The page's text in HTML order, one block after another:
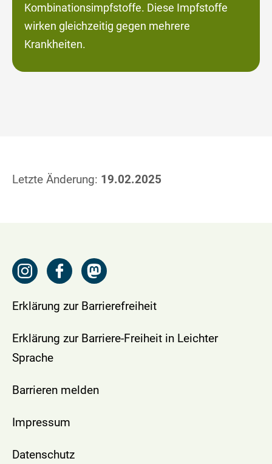
Kombinationsimpfstoffe. Diese Impfstoffe
wirken gleichzeitig gegen mehrere
Krankheiten.
Letzte Änderung: 19.02.2025
Erklärung zur Barrierefreiheit
Erklärung zur Barriere-Freiheit in Leichter
Sprache
Barrieren melden
Impressum
Datenschutz